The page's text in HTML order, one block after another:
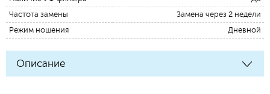
Частота замены
Замена через 2 недели
Режим ношения
Дневной
Описание